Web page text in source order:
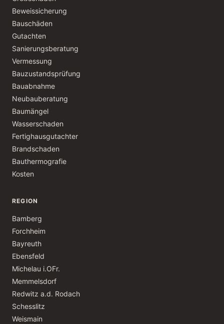
Beweissicherung
Bauschäden
Gutachten
Sanierungsberatung
Vermessung
Bauzustandsprüfung
Bauabnahme
Neubauberatung
Baumängel
Wasserschaden
Fertighausgutachter
Brandschaden
Bauthermografie
Kosten
REGION
Bamberg
Forchheim
Bayreuth
Ebensfeld
Michelau i.OFr.
Memmelsdorf
Redwitz a.d. Rodach
Schesslitz
Weismain